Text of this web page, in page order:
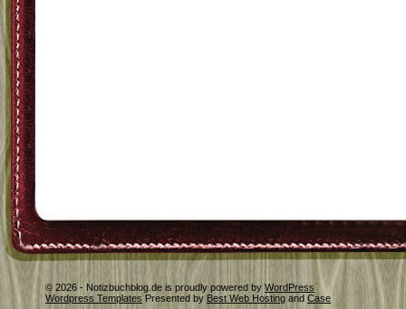
© 2026 - Notizbuchblog.de is proudly powered by WordPress
Wordpress Templates Presented by Best Web Hosting and Case